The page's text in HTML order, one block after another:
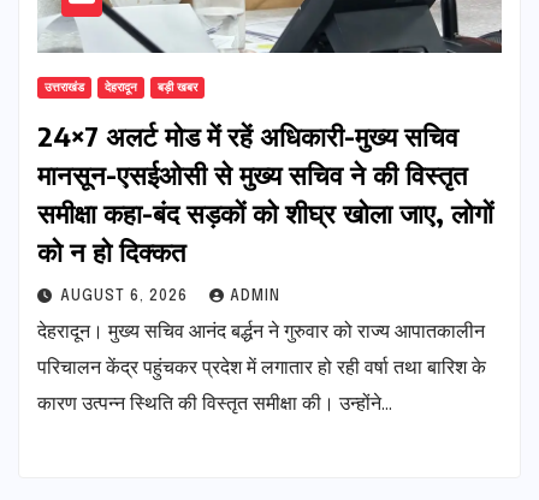
उत्तराखंड देहरादून बड़ी खबर
24×7 अलर्ट मोड में रहें अधिकारी-मुख्य सचिव
मानसून-एसईओसी से मुख्य सचिव ने की विस्तृत
समीक्षा कहा-बंद सड़कों को शीघ्र खोला जाए, लोगों
को न हो दिक्कत
AUGUST 6, 2026 ADMIN
देहरादून। मुख्य सचिव आनंद बर्द्धन ने गुरुवार को राज्य आपातकालीन
परिचालन केंद्र पहुंचकर प्रदेश में लगातार हो रही वर्षा तथा बारिश के
कारण उत्पन्न स्थिति की विस्तृत समीक्षा की। उन्होंने…